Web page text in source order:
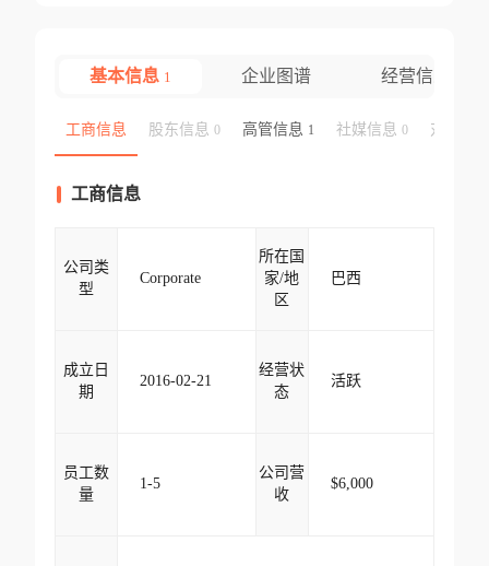
工商信息
公司类
型
Corporate
所在国
家/地
区
巴西
成立日
期
2016-02-21
经营状
态
活跃
员工数
量
1-5
公司营
收
$6,000
工商信息 股东信息 0 高管信息 1 社媒信息 0 对外投
基本信息 1 企业图谱 经营信息